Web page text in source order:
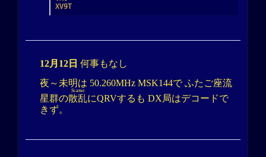
XV9T
12月12日 何事もなし
夜～未明は 50.260MHz MSK144で ふたご座流
星群の散乱
Scatter
にQRVするも DX局はデコードで
きず。